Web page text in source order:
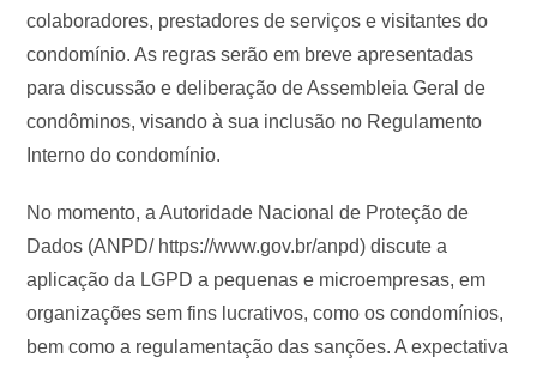
colaboradores, prestadores de serviços e visitantes do
condomínio. As regras serão em breve apresentadas
para discussão e deliberação de Assembleia Geral de
condôminos, visando à sua inclusão no Regulamento
Interno do condomínio.
No momento, a Autoridade Nacional de Proteção de
Dados (ANPD/ https://www.gov.br/anpd) discute a
aplicação da LGPD a pequenas e microempresas, em
organizações sem fins lucrativos, como os condomínios,
bem como a regulamentação das sanções. A expectativa